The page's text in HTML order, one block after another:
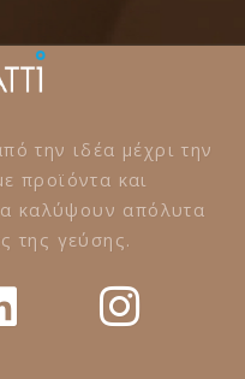
την ιδέα μέχρι την
προϊόντα και
καλύψουν απόλυτα
της γεύσης.